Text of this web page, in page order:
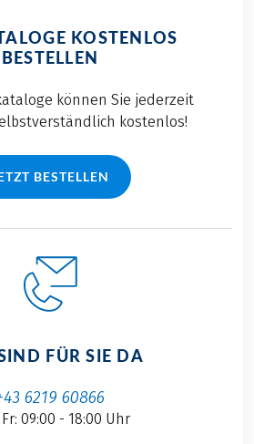
KOSTENLOS
BESTELLEN
können Sie jederzeit
kostenlos!
BESTELLEN
FÜR SIE DA
6219 60866
09:00 - 18:00 Uhr